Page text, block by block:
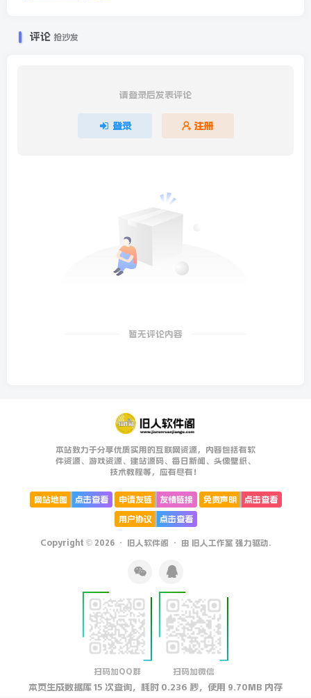
评论 抢沙发
请登录后发表评论
登录 注册
暂无评论内容
本站致力于分享优质实用的互联网资源，内容包括有软
件资源、游戏资源、建站源码、每日新闻、头像壁纸、
技术教程等，应有尽有！
网站地图 点击查看 申请友链 友情链接 免责声明
点击查看
用户协议
点击查看
Copyright © 2026 · 旧人软件阁 · 由 旧人工作室 强力驱动.
扫码加QQ群 扫码加微信
本页生成数据库 15 次查询，耗时 0.236 秒，使用 9.70MB 内存